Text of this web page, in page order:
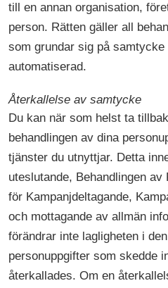
till en annan organisation,
person. Rätten gäller all
som grundar sig på
automatiserad.
Återkallelse av samtycke
Du kan när som helst ta
behandlingen av dina
tjänster du utnyttjar. Detta
uteslutande, Behandlingen
för Kampanjdeltagande,
och mottagande av allmän
förändrar inte lagligheten i
personuppgifter som skedde
återkallades. Om en